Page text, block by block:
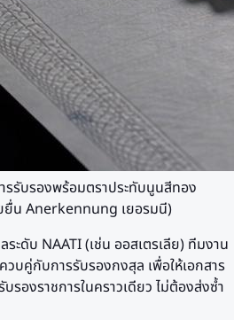
รรับรองพร้อมตราประทับนูนสีทอง
ยื่น Anerkennung เยอรมนี)
ะดับ NAATI (เช่น ออสเตรเลีย) ทีมงาน
บคู่กับการรับรองกงสุล เพื่อให้เอกสาร
รองราชการในคราวเดียว ไม่ต้องส่งซ้ำ